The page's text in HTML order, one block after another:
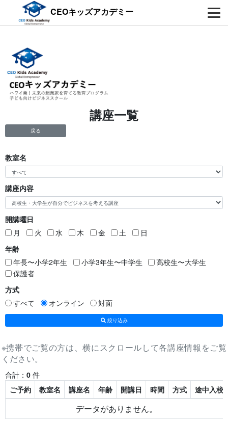
CEOキッズアカデミー
講座一覧
戻る
教室名
講座内容
開講曜日
月
火 水 木 金 土
日
年齢
年長〜小学2年生
小学3年生〜中学生
高校生〜大学生
保護者
方式
すべて
オンライン 対面
絞り込み
※携帯でご覧の方は、横にスクロールして各講座情報をご覧
ください。
合計： 0 件
ご予約
教室名 講座名 年齢 開講日 時間 方式 途中入校
データがありません。